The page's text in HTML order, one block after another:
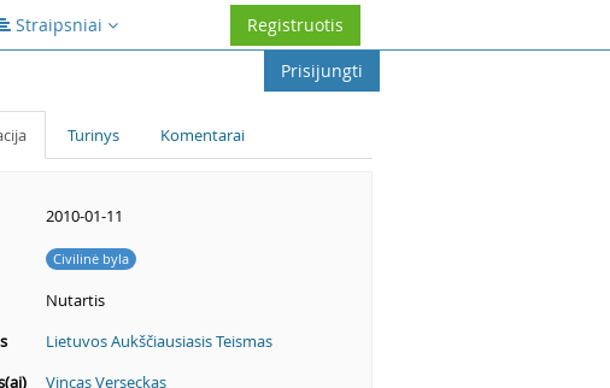
Straipsniai
Registruotis
Prisijungti
Turinys Komentarai
2010-01-11
Civilinė byla
Nutartis
Lietuvos Aukščiausiasis Teismas
Vincas Verseckas